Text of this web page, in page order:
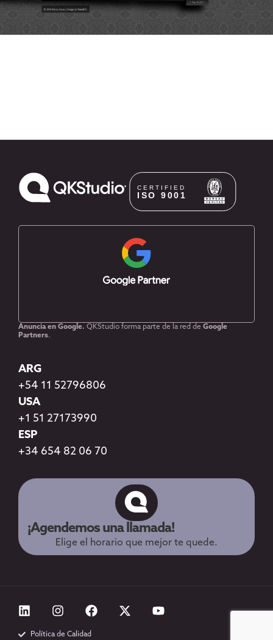
Anuncia en Google. QKStudio forma parte de la red de Google
Partners.
ARG
+54 11 52796806
USA
+1 51 27173990
ESP
+34 654 82 06 70
¡Agendemos una llamada!
Elige el horario que mejor te quede.
Política de Calidad